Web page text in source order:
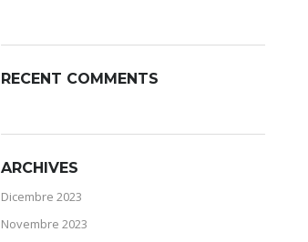
RECENT COMMENTS
ARCHIVES
Dicembre 2023
Novembre 2023